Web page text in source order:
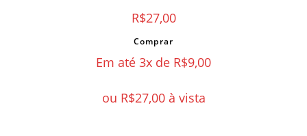
R$27,00
Comprar
Em até 3x de R$9,00
ou R$27,00 à vista